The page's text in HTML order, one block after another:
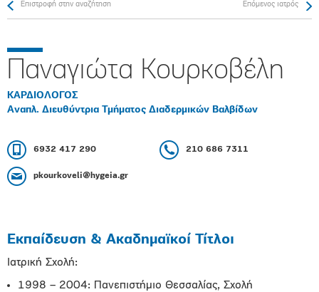
Επιστροφή στην αναζήτηση Επόμενος ιατρός
Παναγιώτα Κουρκοβέλη
ΚΑΡΔΙΟΛΟΓΟΣ
Αναπλ. Διευθύντρια Τμήματος Διαδερμικών Βαλβίδων
6932 417 290 210 686 7311
pkourkoveli@hygeia.gr
Εκπαίδευση & Ακαδημαϊκοί Τίτλοι
Ιατρική Σχολή:
1998 – 2004: Πανεπιστήμιο Θεσσαλίας, Σχολή